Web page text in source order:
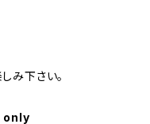
み下さい。
only